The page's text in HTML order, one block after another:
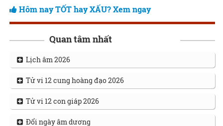
Hôm nay TỐT hay XẤU? Xem ngay
Quan tâm nhất
Lịch âm 2026
Tử vi 12 cung hoàng đạo 2026
Tử vi 12 con giáp 2026
Đổi ngày âm dương